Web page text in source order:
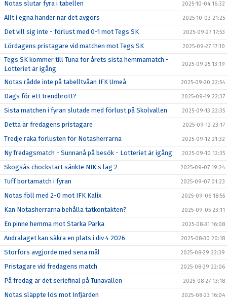
Notas slutar fyra i tabellen 2025-10-04 16:32
Allt i egna händer när det avgörs 2025-10-03 21:25
Det vill sig inte - förlust med 0-1 mot Tegs SK 2025-09-27 17:53
Lördagens pristagare vid matchen mot Tegs SK 2025-09-27 17:10
Tegs SK kommer till Tuna för årets sista hemmamatch -
Lotteriet är igång
2025-09-25 13:19
Notas rådde inte på tabelltvåan IFK Umeå 2025-09-20 22:54
Dags för ett trendbrott? 2025-09-19 22:37
Sista matchen i fyran slutade med förlust på Skolvallen 2025-09-13 22:35
Detta är fredagens pristagare 2025-09-12 23:17
Tredje raka förlusten för Notasherrarna 2025-09-12 21:32
Ny fredagsmatch - Sunnanå på besök - Lotteriet är igång 2025-09-10 12:35
Skogsås chockstart sänkte NIK:s lag 2 2025-09-07 19:24
Tuff bortamatch i fyran 2025-09-07 01:23
Notas föll med 2-0 mot IFK Kalix 2025-09-06 18:55
Kan Notasherrarna behålla tätkontakten? 2025-09-05 23:11
En pinne hemma mot Starka Parka 2025-08-31 16:08
Andralaget kan säkra en plats i div 4 2026 2025-08-30 20:18
Storfors avgjorde med sena mål 2025-08-29 22:39
Pristagare vid fredagens match 2025-08-29 22:06
På fredag är det seriefinal på Tunavallen 2025-08-27 13:18
Notas släppte lös mot Infjärden 2025-08-23 16:04